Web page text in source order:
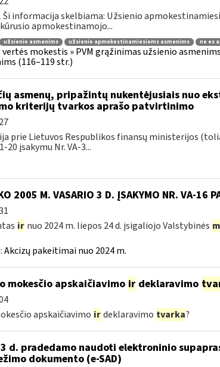
Ši informacija skelbiama: Užsienio
apmokestinamojo...
užsienio asmenims užsienio apmokestinamiesiems asmenims ne es
mokestis » PVM grąžinimas užsienio
(116–119 str.)
asmenų, pripažintų nukentėjusiais nuo
kriterijų tvarkos aprašo patvirtinimo
prie Lietuvos Respublikos finansų ministerijos
20 įsakymu Nr. VA-3...
2005 M. VASARIO 3 D. ĮSAKYMO NR. VA-16
ir nuo 2024 m. liepos 24 d. įsigaliojo Valstybinės
Akcizų pakeitimai nuo 2024 m.
mokesčio apskaičiavimo irdeklaravimo
apskaičiavimo ir deklaravimo tvarka?
d. pradedamo naudoti elektroninio
dokumento (e-SAD)